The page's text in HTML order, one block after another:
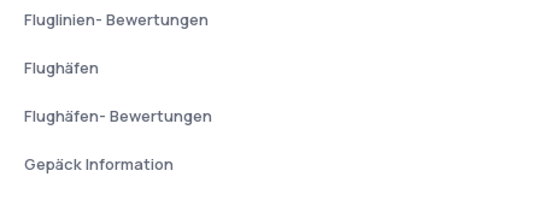
Fluglinien- Bewertungen
Flughäfen
Flughäfen- Bewertungen
Gepäck Information